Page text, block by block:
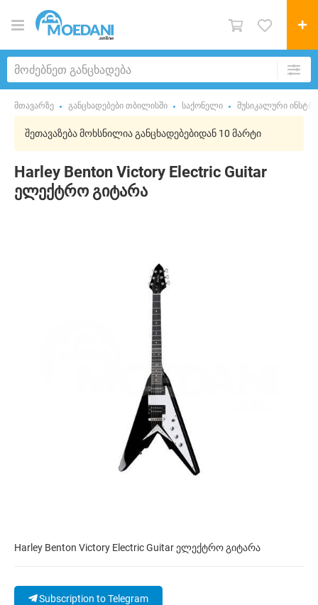
მთავარზე განცხადებები თბილისში საქონელი მუსიკალური
შეთავაზება მოხსნილია განცხადებებიდან 10 მარტი
Harley Benton Victory Electric Guitar
ელექტრო გიტარა
Harley Benton Victory Electric Guitar ელექტრო გიტარა
Subscription to Telegram